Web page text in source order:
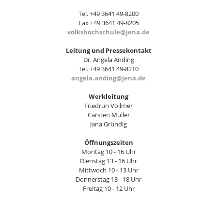
Tel. +49 3641 49-8200
Fax +49 3641 49-8205
volkshochschule@jena.de
Leitung und Pressekontakt
Dr. Angela Anding
Tel. +49 3641 49-8210
angela.anding@jena.de
Werkleitung
Friedrun Vollmer
Carsten Müller
Jana Gründig
Öffnungszeiten
Montag 10 - 16 Uhr
Dienstag 13 - 16 Uhr
Mittwoch 10 - 13 Uhr
Donnerstag 13 - 18 Uhr
Freitag 10 - 12 Uhr